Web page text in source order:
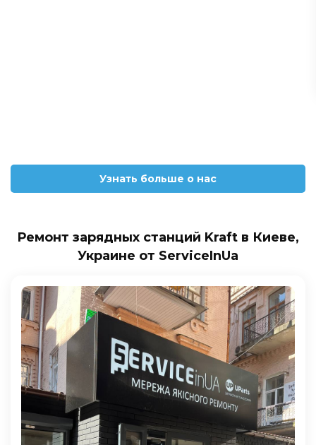
Узнать больше о нас
Ремонт зарядных станций Kraft в Киеве,
Украине от ServiceInUa